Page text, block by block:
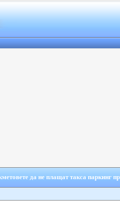
да не плащат такса паркинг